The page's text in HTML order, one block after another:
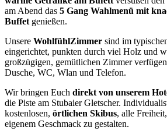
am Abend das 5 Gang Wahlmenü mit
Buffet genießen.
Unsere WohlfühlZimmer sind im
eingerichtet, punkten durch viel Holz und
großzügigen, gemütlichen Zimmer
Dusche, WC, Wlan und Telefon.
Wir bringen Euch direkt von unserem
die Piste am Stubaier Gletscher.
kostenlosen, örtlichen Skibus, alle
eigenem Geschmack zu gestalten.